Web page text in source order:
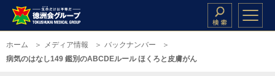
ホーム メディア情報
バックナンバー
病気のはなし149 鑑別のABCDEルール ほくろと皮膚がん